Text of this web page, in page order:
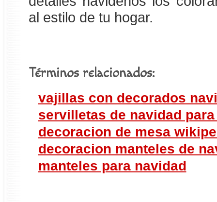
al estilo de tu hogar.
Términos relacionados:
vajillas con decorados
servilletas de navidad
decoracion de mesa
decoracion manteles de
manteles para navidad